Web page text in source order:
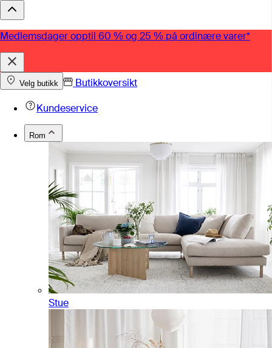
Medlemsdager opptil 60 % og 25 % på ordinære varer*
Velg butikk
Butikkoversikt
Kundeservice
Rom
Stue